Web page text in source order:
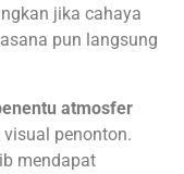
jika cahaya
pun langsung
atmosfer
penonton.
mendapat